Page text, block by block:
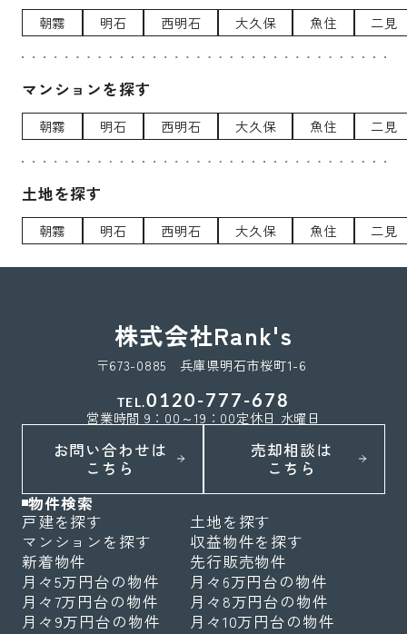
朝霧 明石 西明石 大久保 魚住 二見
マンションを探す
朝霧 明石 西明石 大久保 魚住 二見
土地を探す
朝霧 明石 西明石 大久保 魚住 二見
株式会社Rank's
〒673-0885 兵庫県明石市桜町1-6
TEL.0120-777-678
営業時間 9：00～19：00定休日 水曜日
お問い合わせは
こちら
売却相談は
こちら
物件検索
戸建を探す
土地を探す
マンションを探す
収益物件を探す
新着物件
先行販売物件
月々5万円台の物件
月々6万円台の物件
月々7万円台の物件
月々8万円台の物件
月々9万円台の物件
月々10万円台の物件